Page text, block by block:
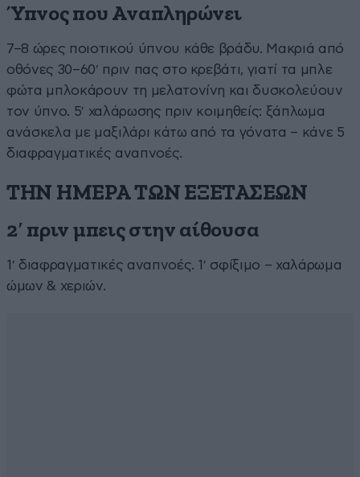
Ύπνος που Αναπληρώνει
7–8 ώρες ποιοτικού ύπνου κάθε βράδυ. Μακριά από
οθόνες 30–60′ πριν πας στο κρεβάτι, γιατί τα μπλε
φώτα μπλοκάρουν τη μελατονίνη και δυσκολεύουν
τον ύπνο. 5′ χαλάρωσης πριν κοιμηθείς: ξάπλωμα
ανάσκελα με μαξιλάρι κάτω από τα γόνατα – κάνε 5
διαφραγματικές αναπνοές.
ΤΗΝ ΗΜΕΡΑ ΤΩΝ ΕΞΕΤΑΣΕΩΝ
2′ πριν μπεις στην αίθουσα
1′ διαφραγματικές αναπνοές. 1′ σφίξιμο – χαλάρωμα
ώμων & χεριών.